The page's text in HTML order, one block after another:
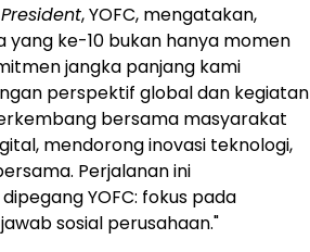
, YOFC, mengatakan,
yang ke-10 bukan hanya momen
jangka panjang kami
perspektif global dan kegiatan
bersama masyarakat
mendorong inovasi teknologi,
Perjalanan ini
YOFC: fokus pada
sosial perusahaan."